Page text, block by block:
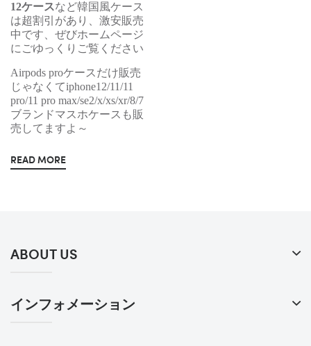
12ケースなど韓国風ケース
は超割引があり、激安販売
中です、ぜびホームページ
にごゆっくりご覧ください
Airpods proケースだけ販売
じゃなくてiphone12/11/11
pro/11 pro max/se2/x/xs/xr/8/7
ブランドマスホケースも販
売してますよ～
READ MORE
ABOUT US
インフォメーション